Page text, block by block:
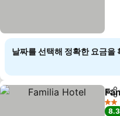
날짜를 선택해 정확한 요금을
공유
2 성
8.3